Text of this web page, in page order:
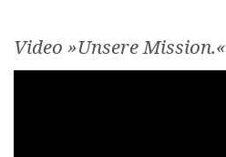
Video »Unsere Mission.«